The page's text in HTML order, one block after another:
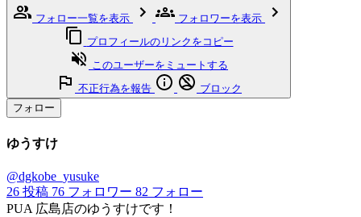
フォロー一覧を表示
フォロワーを表示
プロフィールのリンクをコピー
このユーザーをミュートする
不正行為を報告
ブロック
フォロー
ゆうすけ
@dgkobe_yusuke
26 投稿 76 フォロワー 82 フォロー
PUA 広島店のゆうすけです！